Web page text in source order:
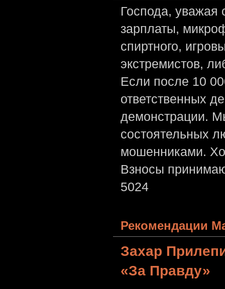
Господа,
зарплаты,
спиртного,
экстремистов,
Если после 10
ответственных
демонстрации.
состоятельных
мошенниками.
Взносы
5024
Рекомендации
Захар
«За Правду»